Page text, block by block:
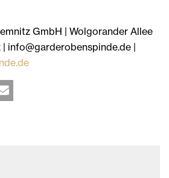
GmbH | Wolgorander Allee
info@garderobenspinde.de |